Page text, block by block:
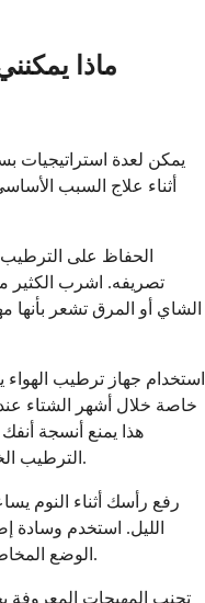
ماذا
يمكن لعدة استراتيجيات
أثناء علاج السبب
الحفاظ على
تصريفه. اشرب الكثير
الشاي أو المرق تشعر
استخدام جهاز ترطيب الهواء
خاصة خلال أشهر الشتاء
هذا يمنع أنسجة
الترطيب الخاص بك بانتظام لمنع نمو العفن والبكتيريا.
رفع رأسك أثناء النوم
الليل. استخدم وسادة
الوضع المخاط من التجمع في ممرات أنفك أثناء الراحة.
تجنب المهيجات المعروفة